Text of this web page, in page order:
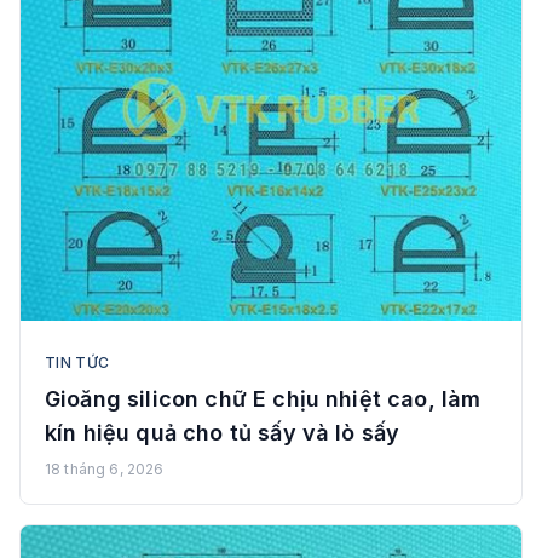
TIN TỨC
Gioăng silicon chữ E chịu nhiệt cao, làm
kín hiệu quả cho tủ sấy và lò sấy
18 tháng 6, 2026